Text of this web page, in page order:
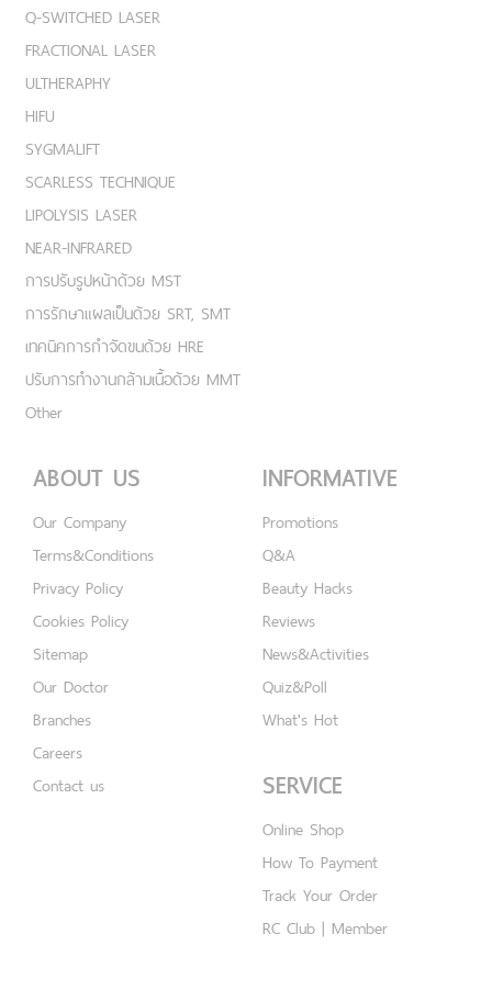
Q-SWITCHED LASER
FRACTIONAL LASER
ULTHERAPHY
HIFU
SYGMALIFT
SCARLESS TECHNIQUE
LIPOLYSIS LASER
NEAR-INFRARED
การปรับรูปหน้าด้วย MST
การรักษาแผลเป็นด้วย SRT, SMT
เทคนิคการกำจัดขนด้วย HRE
ปรับการทำงานกล้ามเนื้อด้วย MMT
Other
ABOUT US
Our Company
Terms&Conditions
Privacy Policy
Cookies Policy
Sitemap
Our Doctor
Branches
Careers
Contact us
INFORMATIVE
Promotions
Q&A
Beauty Hacks
Reviews
News&Activities
Quiz&Poll
What's Hot
SERVICE
Online Shop
How To Payment
Track Your Order
RC Club | Member